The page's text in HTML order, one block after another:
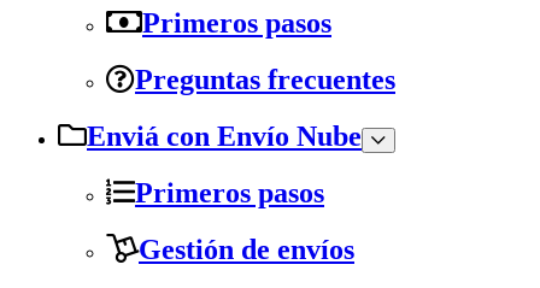
Primeros pasos
Preguntas frecuentes
Enviá con Envío Nube
Primeros pasos
Gestión de envíos